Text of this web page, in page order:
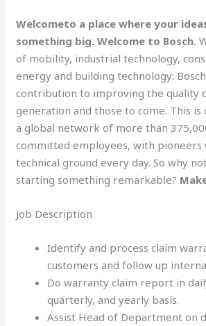
Welcometo a place where your
something big. Welcome to Bosch.
of mobility, industrial technology,
energy and building technology:
contribution to improving the quality
generation and those to come. This
a global network of more than
committed employees, with pioneers
technical ground every day. So why
starting something remarkable?
Job Description
Identify and process claim
customers and follow up
Do warranty claim report in
quarterly, and yearly basis.
Assist Head of Department on